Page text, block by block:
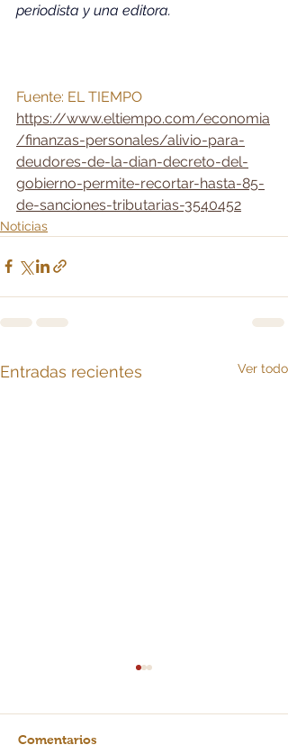
periodista y una editora.
Fuente: EL TIEMPO
https://www.eltiempo.com/economia
/finanzas-personales/alivio-para-
deudores-de-la-dian-decreto-del-
gobierno-permite-recortar-hasta-85-
de-sanciones-tributarias-3540452
Noticias
Entradas recientes Ver todo
Comentarios